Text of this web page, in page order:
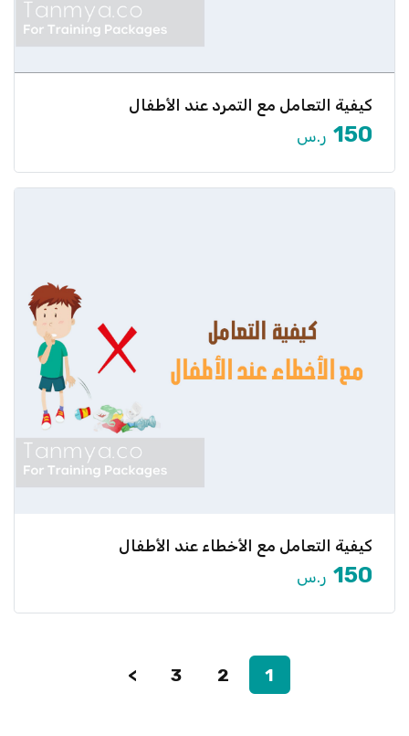
هل يعاند طفلك بشكل متكرر؟ هل تجد صعوبة في
التعامل مع […]
كيفية التعامل مع التمرد عند الأطفال
150 ر.س
هل تجد صعوبة في التعامل مع أخطاء طفلك دون أن تؤثر
[…]
كيفية التعامل مع الأخطاء عند الأطفال
150 ر.س
1
2
3
>